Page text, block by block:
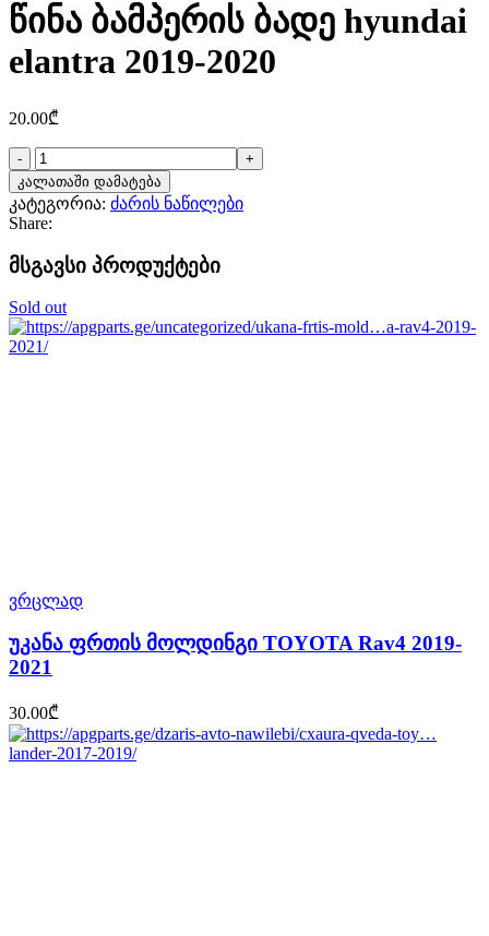
წინა ბამპერის ბადე hyundai
elantra 2019-2020
20.00₾
რაოდენობა:
წინა
ბამპერის
ბადე
elantra
2019-
2020
კალათაში დამატება
კატეგორია: ძარის ნაწილები
Share:
მსგავსი პროდუქტები
Sold out
ვრცლად
უკანა ფრთის მოლდინგი TOYOTA Rav4 2019-
2021
30.00₾